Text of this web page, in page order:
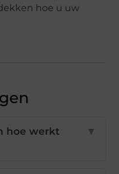
hoe u uw
hoe werkt
▼